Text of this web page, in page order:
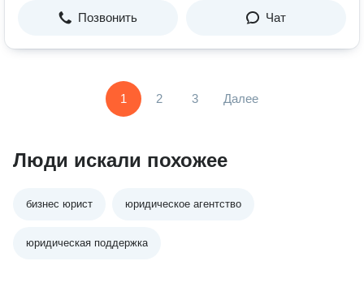
Позвонить Чат
1 2 3 Далее
Люди искали похожее
бизнес юрист юридическое агентство
юридическая поддержка